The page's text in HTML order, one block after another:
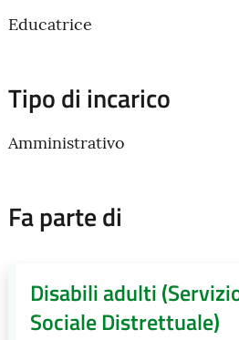
Educatrice
Tipo di incarico
Amministrativo
Fa parte di
Disabili adulti
Sociale Distrettuale)